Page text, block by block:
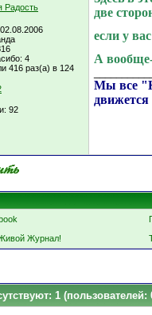
4
416 раз(а) в 124
92
две
если у
А
Мы все
движется
Журнал!
1 (пользователей: